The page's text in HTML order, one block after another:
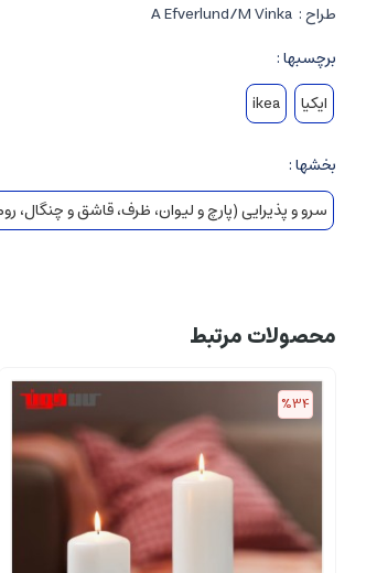
طراح : A Efverlund/M Vinka
برچسبها :
ایکیا
ikea
بخشها :
سرو و پذیرایی (پارچ و لیوان، ظرف، قاشق و چنگال،
محصولات مرتبط
%34